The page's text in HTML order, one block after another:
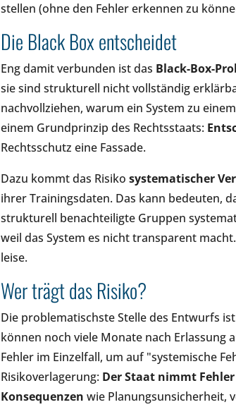
stellen (ohne den Fehler erkennen zu
Die Black Box entscheidet
Eng damit verbunden ist das Black-Box-
sie sind strukturell nicht vollständig
nachvollziehen, warum ein System zu
einem Grundprinzip des Rechtsstaats:
Rechtsschutz eine Fassade.
Dazu kommt das Risiko systematischer
ihrer Trainingsdaten. Das kann bedeuten,
strukturell benachteiligte Gruppen
weil das System es nicht transparent
leise.
Wer trägt das Risiko?
Die problematischste Stelle des Entwurfs
können noch viele Monate nach
Fehler im Einzelfall, um auf "systemische
Risikoverlagerung: Der Staat nimmt
Konsequenzen wie Planungsunsicherheit,